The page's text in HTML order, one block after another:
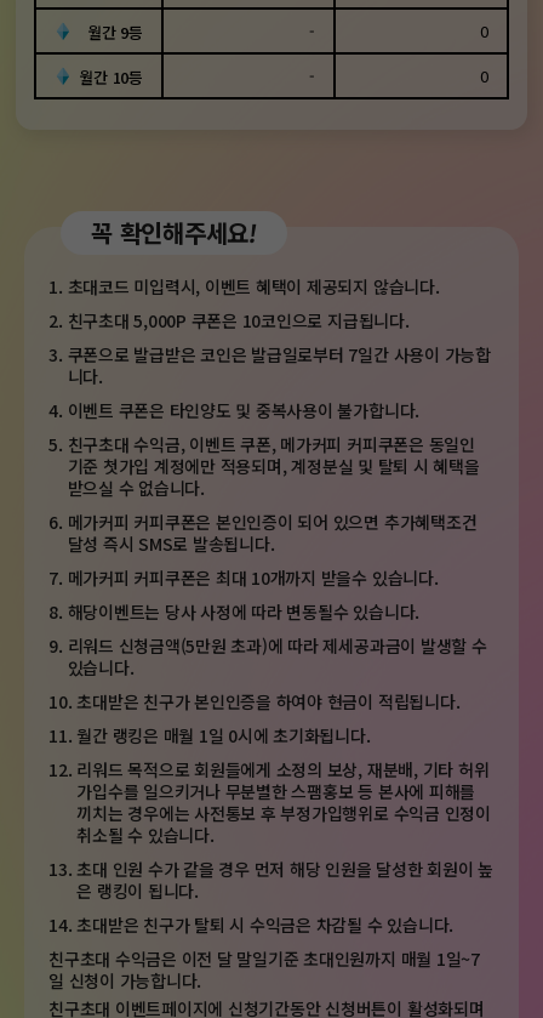
월간 9등
-
0
월간 10등
- 0
꼭 확인해주세요!
1. 초대코드 미입력시, 이벤트 혜택이 제공되지 않습니다.
2. 친구초대 5,000P 쿠폰은 10코인으로 지급됩니다.
3. 쿠폰으로 발급받은 코인은 발급일로부터 7일간 사용이 가능합
니다.
4. 이벤트 쿠폰은 타인양도 및 중복사용이 불가합니다.
5. 친구초대 수익금, 이벤트 쿠폰, 메가커피 커피쿠폰은 동일인
기준 첫가입 계정에만 적용되며, 계정분실 및 탈퇴 시 혜택을
받으실 수 없습니다.
6. 메가커피 커피쿠폰은 본인인증이 되어 있으면 추가혜택조건
달성 즉시 SMS로 발송됩니다.
7. 메가커피 커피쿠폰은 최대 10개까지 받을수 있습니다.
8. 해당이벤트는 당사 사정에 따라 변동될수 있습니다.
9. 리워드 신청금액(5만원 초과)에 따라 제세공과금이 발생할 수
있습니다.
10. 초대받은 친구가 본인인증을 하여야 현금이 적립됩니다.
11. 월간 랭킹은 매월 1일 0시에 초기화됩니다.
12. 리워드 목적으로 회원들에게 소정의 보상, 재분배, 기타 허위
가입수를 일으키거나무분별한 스팸홍보 등 본사에 피해를
끼치는 경우에는 사전통보 후 부정가입행위로 수익금 인정이
취소될 수 있습니다.
13. 초대 인원 수가 같을 경우 먼저 해당 인원을 달성한 회원이 높
은 랭킹이 됩니다.
14. 초대받은 친구가 탈퇴 시 수익금은 차감될 수 있습니다.
친구초대 수익금은 이전 달 말일기준 초대인원까지 매월 1일~7
일 신청이 가능합니다.
친구초대 이벤트페이지에 신청기간동안 신청버튼이 활성화되며